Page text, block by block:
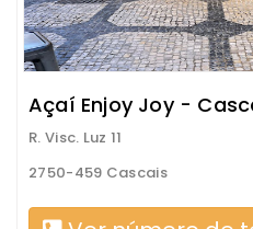
Açaí Enjoy Joy -
R. Visc. Luz 11
2750-459 Cascais